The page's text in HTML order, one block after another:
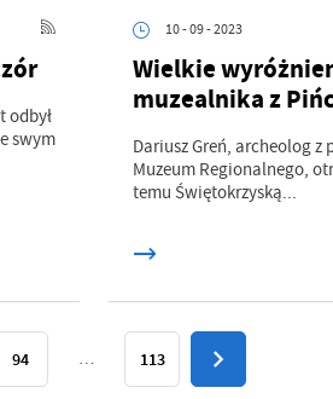
odbył
swym
10 - 09 - 2023
Wielkie
muzealnika z
Dariusz Greń, archeolog z
Muzeum Regionalnego,
temu Świętokrzyską...
94 … 113